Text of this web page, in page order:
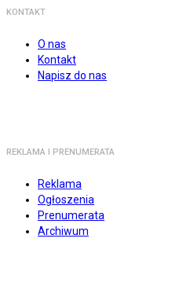
KONTAKT
O nas
Kontakt
Napisz do nas
REKLAMA I PRENUMERATA
Reklama
Ogłoszenia
Prenumerata
Archiwum